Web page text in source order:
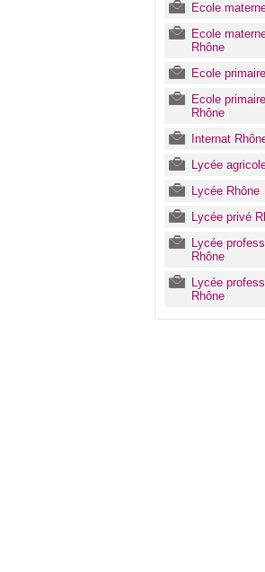
Ecole
Ecole
Rhône
Ecole
Ecole
Rhône
Internat
Lycée
Lycée Rhône
Lycée privé
Lycée
Rhône
Lycée
Rhône